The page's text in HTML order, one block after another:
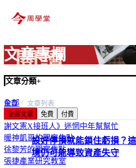
文章專欄
文章分類+
全部
富玩家
謝文憲X接班人》迷惘中年幫幫忙
暖神凱哥的觀察焦點
徐黎芳的觀察焦點
張捷產業研究教室
首頁
文章列表
全部文章
免費 付費
設好停損就能鎖住虧損？
境仍可能導致資產失守